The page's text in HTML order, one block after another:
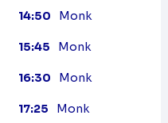
14:50 Monk
15:45 Monk
16:30 Monk
17:25 Monk